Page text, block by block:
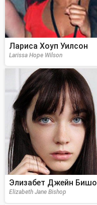
Лариса Хоуп Уилсон
Larissa Hope Wilson
Элизабет Джейн
Elizabeth Jane Bishop